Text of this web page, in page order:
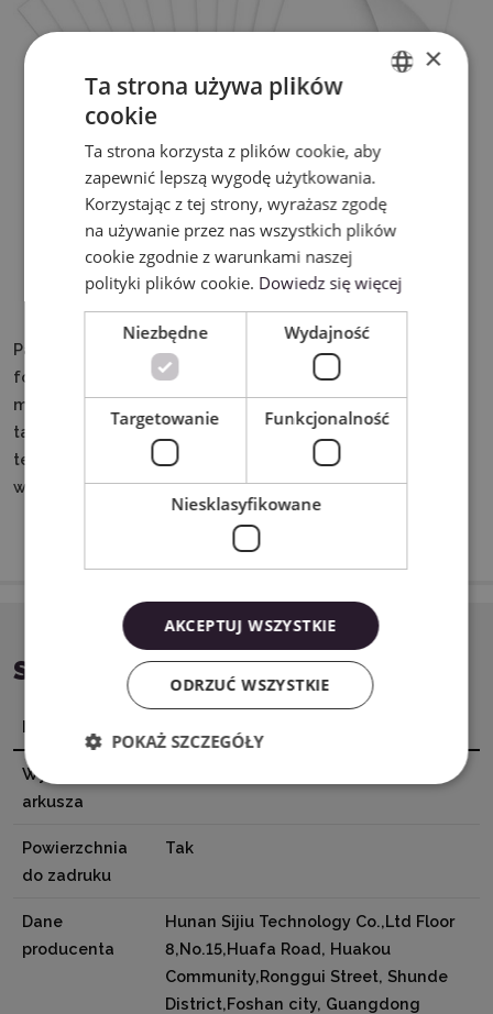
Pakiet zawiera 140 arkuszy papieru do sublimacji w
formacie A3, o gramaturze 120g/m². Pozwala na
maksymalne wykorzystanie zalet metody sublimacji,
takich jak trwałość i odporność na spieranie i wysokie
temperatury, z wyjątkową ostrością i bogatą kolorystyką
wykonywanych projektów.
SPECYFIKACJA
Nazwa
Wymiary
arkusza
Powierzchnia
do zadruku
Tak
Dane
producenta
Hunan Sijiu Technology Co.,Ltd Floor
8,No.15,Huafa Road, Huakou
Community,Ronggui Street, Shunde
District,Foshan city, Guangdong
POLISH
×
Ta strona używa plików
cookie
Ta strona korzysta z plików cookie, aby
zapewnić lepszą wygodę użytkowania.
Korzystając z tej strony, wyrażasz zgodę
na używanie przez nas wszystkich plików
cookie zgodnie z warunkami naszej
polityki plików cookie. Dowiedz się więcej
Niezbędne Wydajność
Targetowanie Funkcjonalność
Niesklasyfikowane
AKCEPTUJ WSZYSTKIE
ODRZUĆ WSZYSTKIE
POKAŻ SZCZEGÓŁY